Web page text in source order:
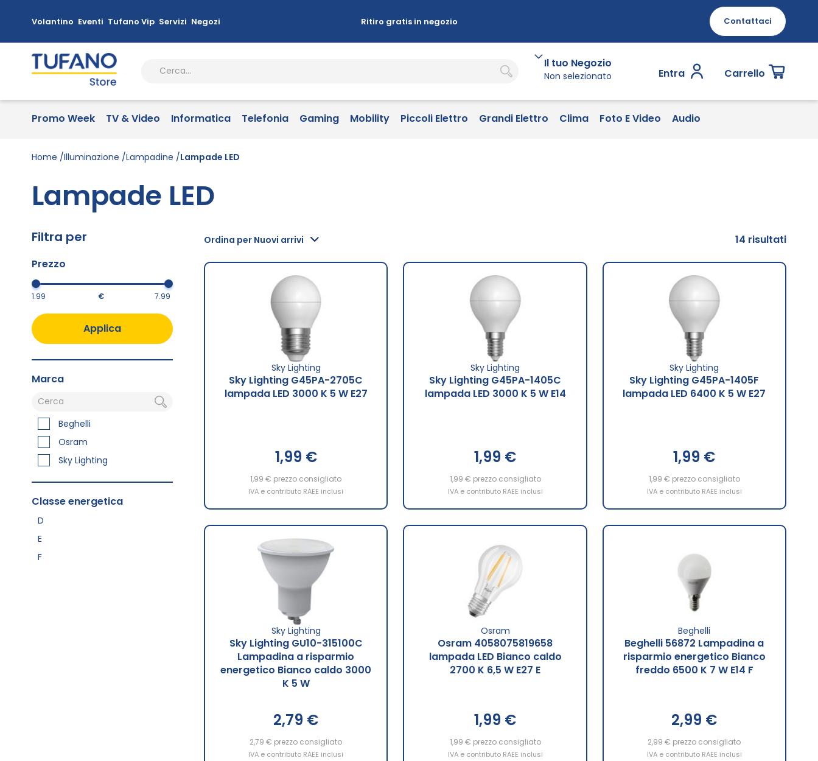
Volantino Eventi Tufano Vip Servizi Negozi Ritiro gratis in negozio Contattaci
Il tuo Negozio
Non selezionato Entra Carrello
Promo Week TV & Video Informatica Telefonia Gaming Mobility Piccoli Elettro Grandi Elettro Clima Foto E Video Audio
Home Illuminazione Lampadine Lampade LED
Lampade LED
Ordina per Nuovi arrivi 14 risultati
Sky Lighting
Sky Lighting G45PA-2705C
lampada LED 3000 K 5 W E27
1,99 €
1,99 € prezzo consigliato
IVA e contributo RAEE inclusi
Sky Lighting
Sky Lighting G45PA-1405C
lampada LED 3000 K 5 W E14
1,99 €
1,99 € prezzo consigliato
IVA e contributo RAEE inclusi
Sky Lighting
Sky Lighting G45PA-1405F
lampada LED 6400 K 5 W E27
1,99 €
1,99 € prezzo consigliato
IVA e contributo RAEE inclusi
Sky Lighting
Sky Lighting GU10-315100C
Lampadina a risparmio
energetico Bianco caldo 3000
K 5 W
2,79 €
2,79 € prezzo consigliato
IVA e contributo RAEE inclusi
Osram
Osram 4058075819658
lampada LED Bianco caldo
2700 K 6,5 W E27 E
1,99 €
1,99 € prezzo consigliato
IVA e contributo RAEE inclusi
Beghelli
Beghelli 56872 Lampadina a
risparmio energetico Bianco
freddo 6500 K 7 W E14 F
2,99 €
2,99 € prezzo consigliato
IVA e contributo RAEE inclusi
Filtra per
Prezzo
€
Applica
Marca
Beghelli
Osram
Sky Lighting
Classe energetica
D
E
F